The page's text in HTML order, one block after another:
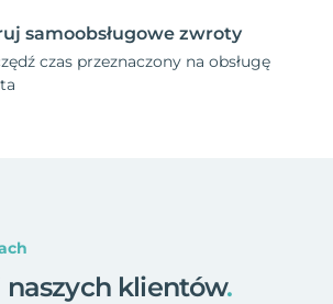
samoobsługowe zwroty
czas przeznaczony na obsługę
klientów.